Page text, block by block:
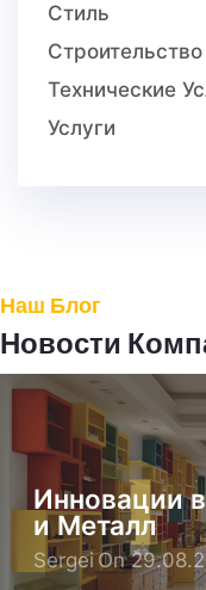
Стиль
Технические
Услуги
Наш Блог
Новости
Инновации
и Металл
SergeiOn